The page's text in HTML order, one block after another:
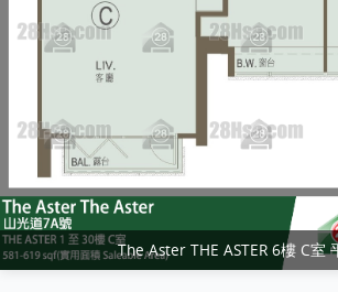
The Aster THE ASTER 6樓 C室